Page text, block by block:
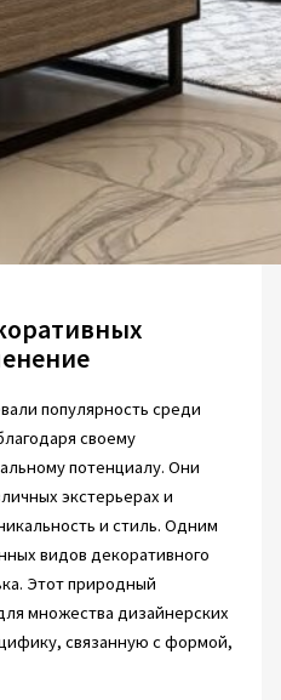
популярность среди
своему
потенциалу. Они
экстерьерах и
и стиль. Одним
видов декоративного
Этот природный
множества дизайнерских
связанную с формой,